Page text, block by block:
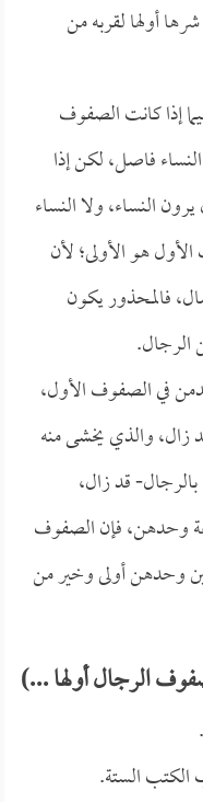
أولها لقربه من
إذا كانت الصفوف
فاصل، لكن إذا
النساء، ولا النساء
هو الأولى؛ لأن
فالمحذور يكون
الرجال.
في الصفوف الأول،
زال، والذي يخشى منه
بالرجال- قد زال،
وحدهن، فإن الصفوف
وحدهن أولى وخير من
الرجال أولها ...)
الستة.